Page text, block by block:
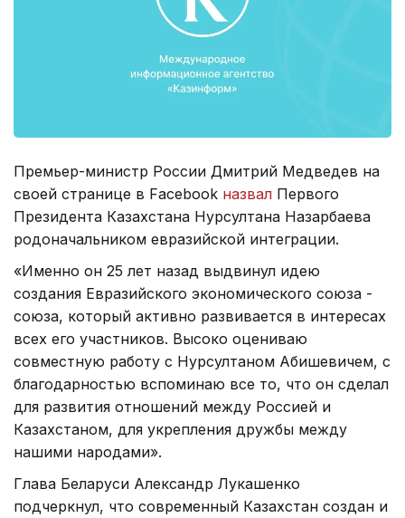
Премьер-министр России Дмитрий Медведев на
своей странице в Facebook назвал Первого
Президента Казахстана Нурсултана Назарбаева
родоначальником евразийской интеграции.
«Именно он 25 лет назад выдвинул идею
создания Евразийского экономического союза -
союза, который активно развивается в интересах
всех его участников. Высоко оцениваю
совместную работу с Нурсултаном Абишевичем, с
благодарностью вспоминаю все то, что он сделал
для развития отношений между Россией и
Казахстаном, для укрепления дружбы между
нашими народами».
Глава Беларуси Александр Лукашенко
подчеркнул, что современный Казахстан создан и